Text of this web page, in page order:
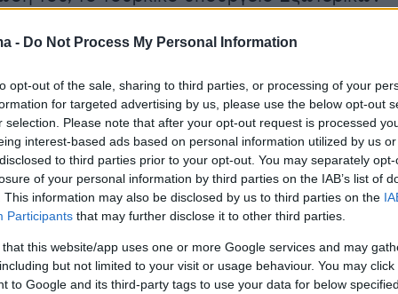
- Do Not Process My Personal Information
opt-out of the sale, sharing to third parties, or processing of your
for targeted advertising by us, please use the below opt-out
selection. Please note that after your opt-out request is processed
interest-based ads based on personal information utilized by us
to third parties prior to your opt-out. You may separately
of your personal information by third parties on the IAB’s list of
This information may also be disclosed by us to third parties on the
Participants that may further disclose it to other third parties.
that this website/app uses one or more Google services and may
but not limited to your visit or usage behaviour. You may
to Google and its third-party tags to use your data for below
κατηγορώντας μέρος των ευρωβουλευτών ότι
πλευράς.
ithamları kesin bir dille reddediyoruz❞
Avrupa Parlamentosu Genel Kurulu’nda kabul
Türkiye Raporu hakkında açıklama yaptı ⤵️
karşıtı çevrelerin temelsiz iddialarına ve
gerçeklerle…pic.twitter.com/LjWTg1mXP8